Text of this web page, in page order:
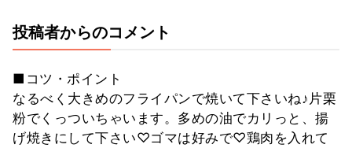
投稿者からのコメント
■コツ・ポイント
なるべく大きめのフライパンで焼いて下さいね♪片栗
粉でくっついちゃいます。多めの油でカリっと、揚
げ焼きにして下さい♡ゴマは好みで♡鶏肉を入れて